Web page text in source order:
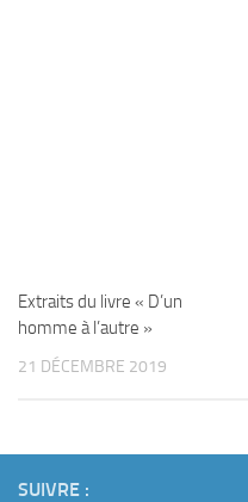
Extraits du livre « D’un
homme à l’autre »
21 DÉCEMBRE 2019
SUIVRE :